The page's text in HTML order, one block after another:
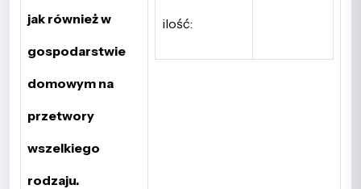
jak również w
gospodarstwie
domowym na
przetwory
wszelkiego
rodzaju.
ilość: